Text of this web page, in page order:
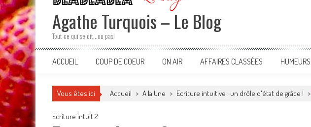
Agathe Turquois – Le Blog
Tout ce qui se dit…ou pas!
ACCUEIL COUP DE COEUR ON AIR AFFAIRES CLASSÉES HUMEURS
Vous êtes ici Accueil > A la Une > Ecriture intuitive : un drôle d'état de grâce ! >
Ecriture intuit 2